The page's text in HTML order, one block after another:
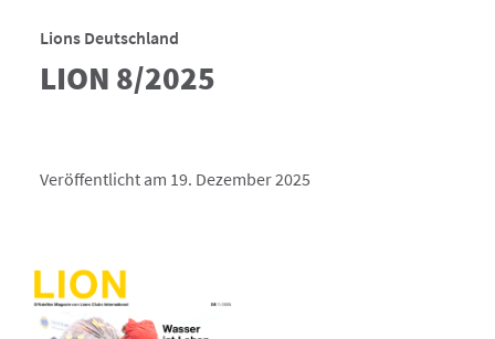
Lions Deutschland
LION 8/2025
Veröffentlicht am 19. Dezember 2025